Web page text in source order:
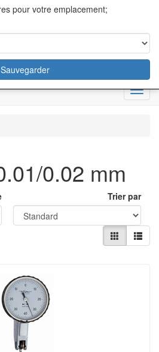
Menu
0.02 mm
Trier par
pour votre emplacement;
Sauvegarder